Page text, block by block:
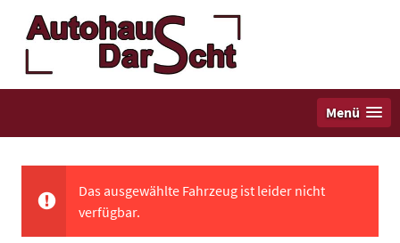
Menü
Das ausgewählte Fahrzeug ist leider nicht
verfügbar.